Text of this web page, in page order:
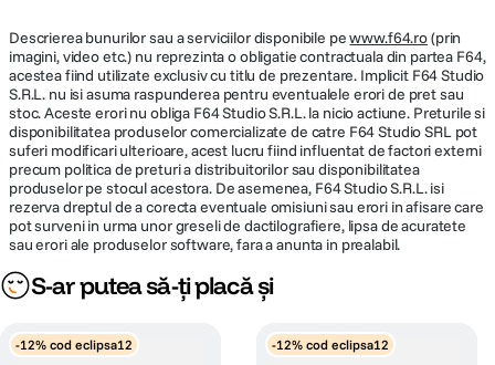
REALIZAREA UNOR EXPUNERI MAI LUNGI
Fara a modifica diafragma, filtrul PRO1D+ INSTANT ACTION VARIABLE
NDX3-450+C-PL ofera libertatea de a modifica viteza obturatorului in
scena poate fi realizata cu o gama larga de viteze de declansare doar prin
rotirea inelului exterior al filtrului. Problema difractiei poate fi eliminata prin
Descrierea bunurilor sau a serviciilor disponibile pewww.f64.ro(prin
imagini, video etc.) nu reprezinta o obligatie contractuala din partea F64,
acestea fiind utilizate exclusiv cu titlu de prezentare. Implicit F64 Studio
S.R.L. nu isi asuma raspunderea pentru eventualele erori de pret sau
stoc. Aceste erori nu obliga F64 Studio S.R.L. la nicio actiune. Preturile si
disponibilitatea produselor comercializate de catre F64 Studio SRL pot
suferi modificari ulterioare, acest lucru fiind influentat de factori externi
precum politica de preturi a distribuitorilor sau disponibilitatea
produselor pe stocul acestora. De asemenea, F64 Studio S.R.L. isi
rezerva dreptul de a corecta eventuale omisiuni sau erori in afisare care
pot surveni in urma unor greseli de dactilografiere, lipsa de acuratete
sau erori ale produselor software, fara a anunta in prealabil.
S-ar putea să-ți placă și
-12% cod eclipsa12 -12% cod eclipsa12